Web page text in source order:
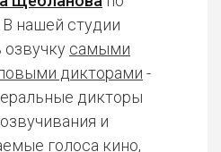
нашей студии
озвучку самыми
дикторами -
дикторы
и
голоса кино,